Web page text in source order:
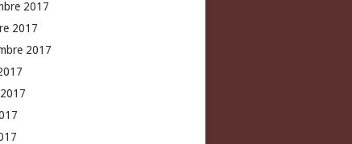
2017
2017
2017